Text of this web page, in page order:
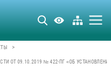
>
ОТ 09.10.2019 № 422-ПГ «ОБ